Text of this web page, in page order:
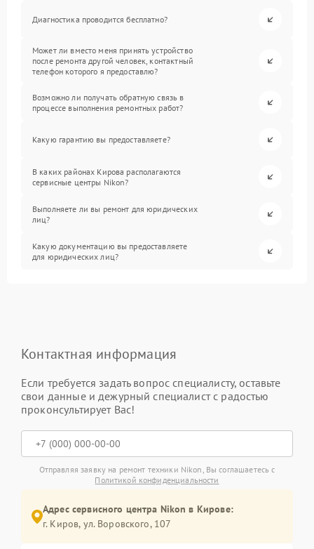
Диагностика проводится бесплатно?
Может ли вместо меня принять устройство
после ремонта другой человек, контактный
телефон которого я предоставлю?
Возможно ли получать обратную связь в
процессе выполнения ремонтных работ?
Какую гарантию вы предоставляете?
В каких районах Кирова располагаются
сервисные центры Nikon?
Выполняете ли вы ремонт для юридических
лиц?
Какую документацию вы предоставляете
для юридических лиц?
Контактная информация
Если требуется задать вопрос специалисту, оставьте
свои данные и дежурный специалист с радостью
проконсультирует Вас!
Отправляя заявку на ремонт техники Nikon, Вы соглашаетесь с
Политикой конфиденциальности
Адрес сервисного центра Nikon в Кирове:
г. Киров, ул. Воровского, 107